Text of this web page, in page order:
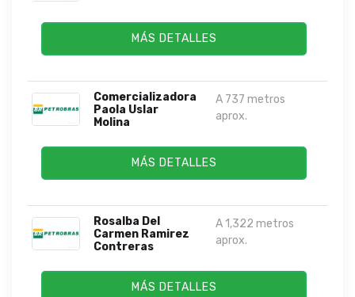
MÁS DETALLES
Comercializadora
Paola Uslar
Molina
A 737 metros
aprox.
MÁS DETALLES
Rosalba Del
Carmen Ramirez
Contreras
A 1,322 metros
aprox.
MÁS DETALLES